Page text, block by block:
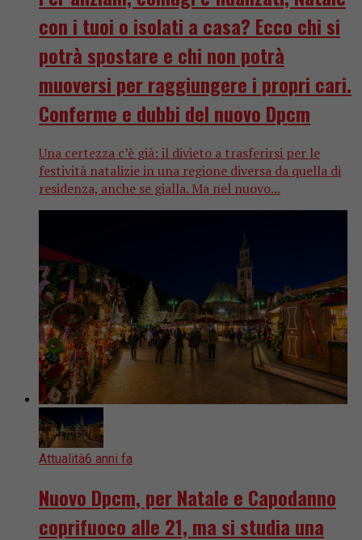
con i tuoi o isolati a casa? Ecco chi si
potrà spostare e chi non potrà
muoversi per raggiungere i propri cari.
Conferme e dubbi del nuovo Dpcm
Una certezza c’è già: il divieto a trasferirsi per le
festività natalizie in una regione diversa da quella di
residenza, anche se gialla. Ma nel nuovo...
Attualità6 anni fa
Nuovo Dpcm, per Natale e Capodanno
coprifuoco alle 21, ma si studia una